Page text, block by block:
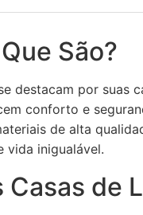
São?
destacam por
conforto e
de alta
vida inigualável.
de